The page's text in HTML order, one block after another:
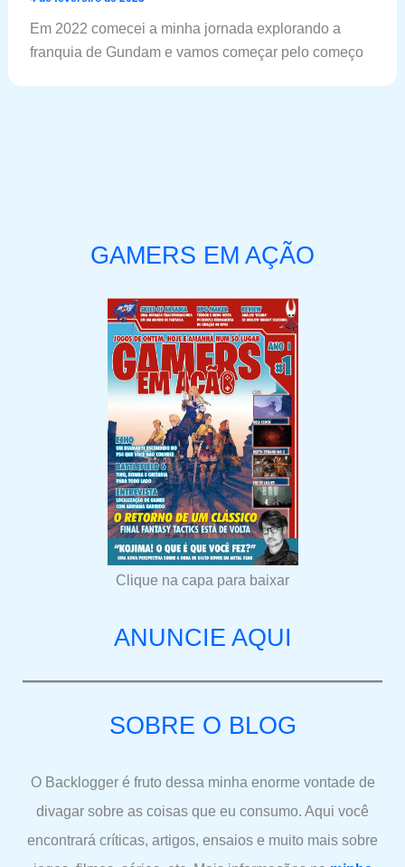
Em 2022 comecei a minha jornada explorando a
franquia de Gundam e vamos começar pelo começo
GAMERS EM AÇÃO
Clique na capa para baixar
ANUNCIE AQUI
SOBRE O BLOG
O Backlogger é fruto dessa minha enorme vontade de
divagar sobre as coisas que eu consumo. Aqui você
encontrará críticas, artigos, ensaios e muito mais sobre